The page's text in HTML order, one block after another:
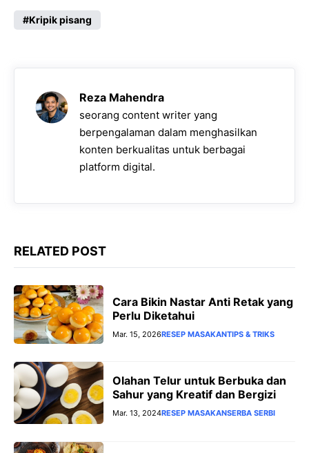
c
b
a
s
A
p
l
g
r
a
m
e
n
g
e
r
L
i
n
k
Kripik pisang
Reza Mahendra
seorang content writer yang
berpengalaman dalam menghasilkan
konten berkualitas untuk berbagai
platform digital.
RELATED POST
Cara Bikin Nastar Anti Retak yang
Perlu Diketahui
Mar. 15, 2026RESEP MASAKANTIPS & TRIKS
Olahan Telur untuk Berbuka dan
Sahur yang Kreatif dan Bergizi
Mar. 13, 2024RESEP MASAKANSERBA SERBI